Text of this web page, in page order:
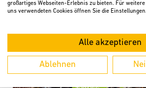
großartiges Webseiten-Erlebnis zu bieten. Für
uns verwendeten Cookies öffnen Sie die Einstellungen.
Alle akzeptieren
Ablehnen